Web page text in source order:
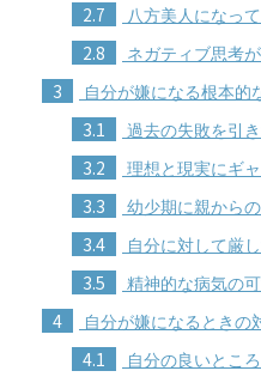
2.7 八方美人になっ
2.8 ネガティブ思考
3 自分が嫌になる根本的
3.1 過去の失敗を引
3.2 理想と現実にギ
3.3 幼少期に親から
3.4 自分に対して厳
3.5 精神的な病気の
4 自分が嫌になるときの
4.1 自分の良いとこ